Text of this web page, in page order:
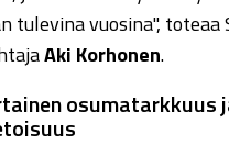
tulevina vuosina", toteaa
Aki Korhonen.
osumatarkkuus